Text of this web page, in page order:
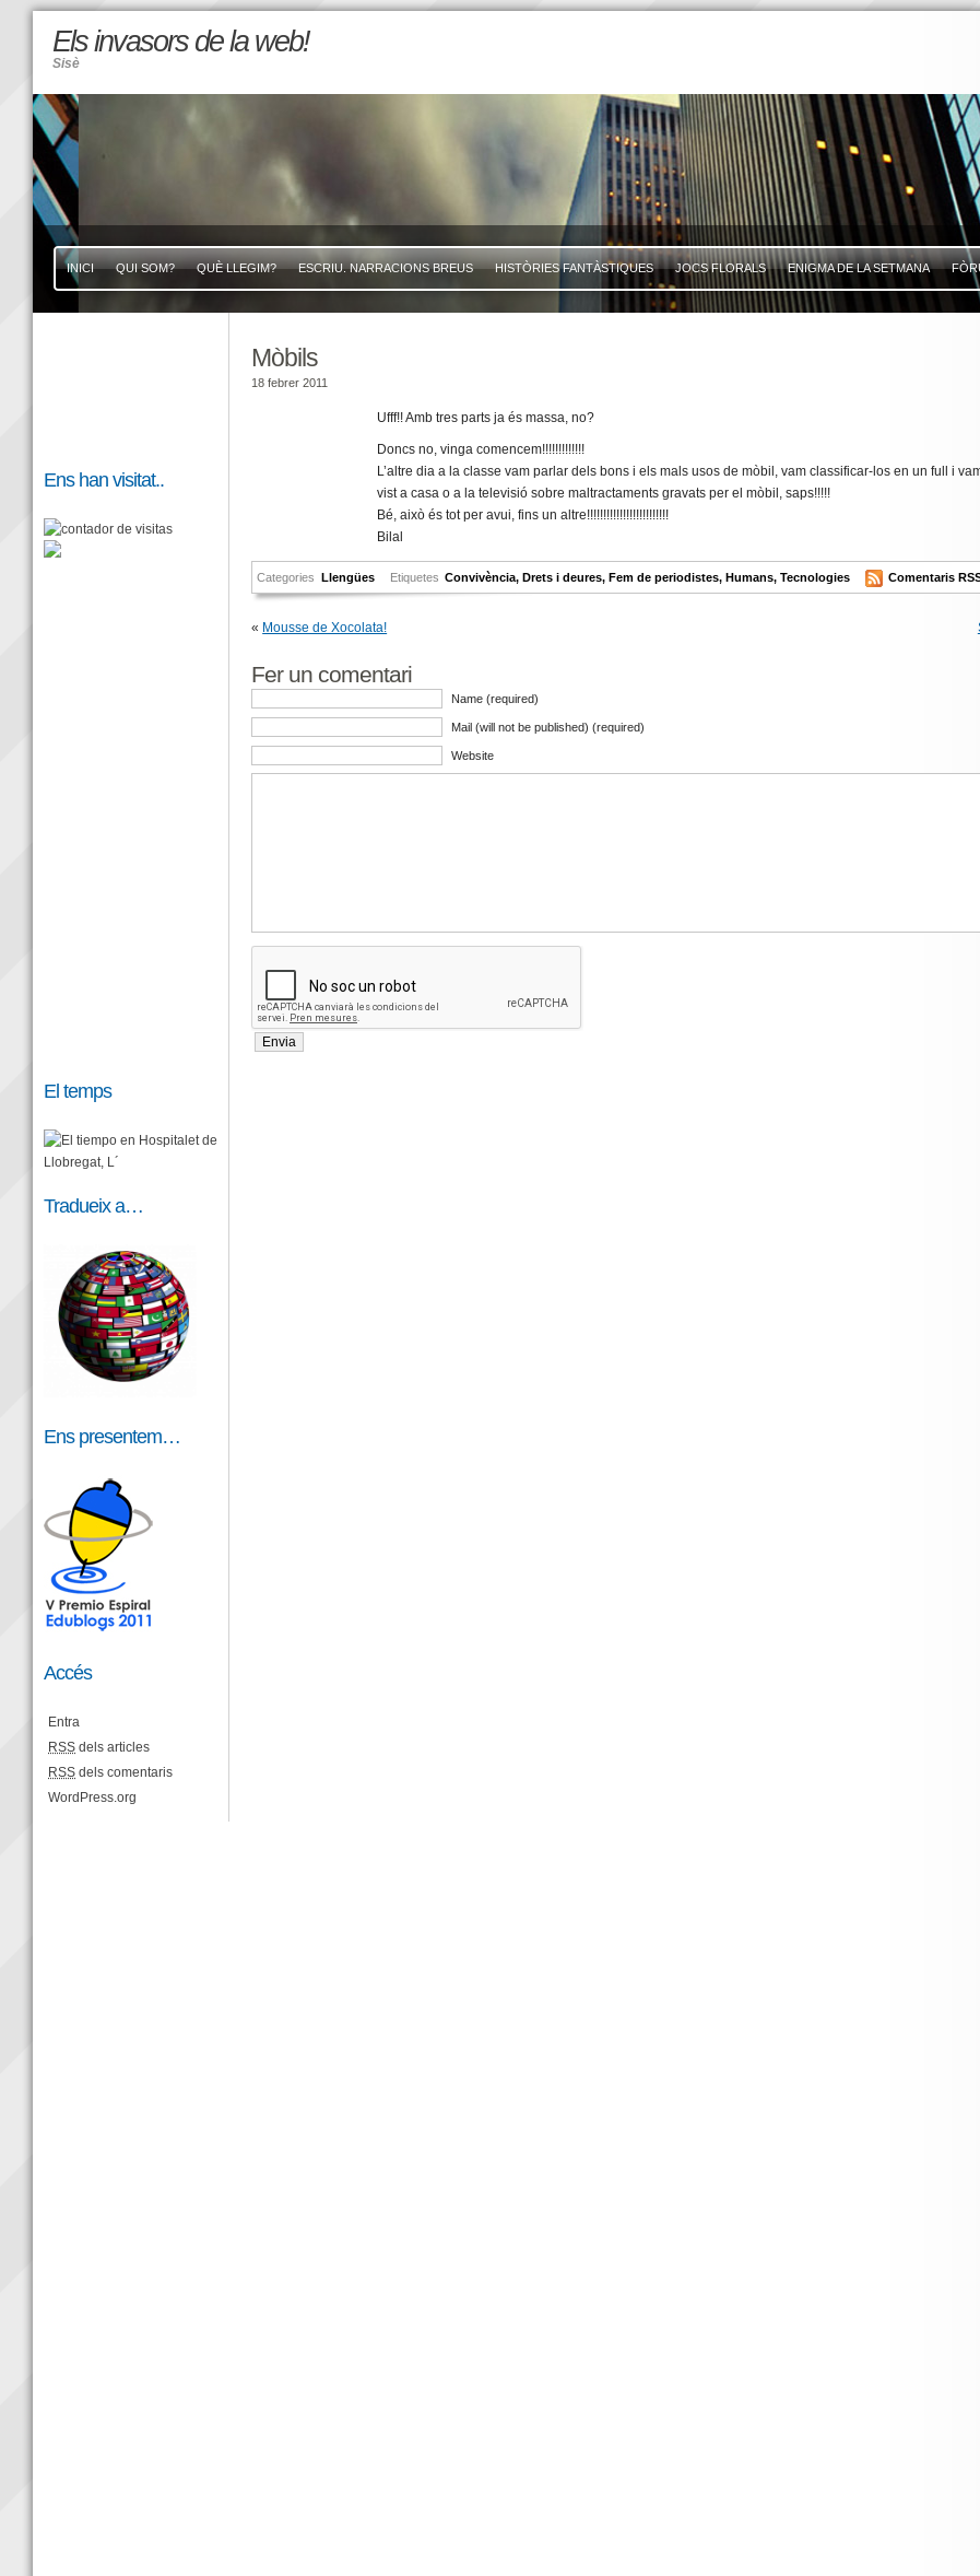
Els invasors de la web!
Sisè
INICI QUI SOM? QUÈ LLEGIM? ESCRIU. NARRACIONS BREUS HISTÒRIES FANTÀSTIQUES JOCS FLORALS ENIGMA DE LA SETMANA
Mòbils
18 febrer 2011
Ufff!! Amb tres parts ja és massa, no?
Doncs no, vinga comencem!!!!!!!!!!!!!
L’altre dia a la classe vam parlar dels bons i els mals usos de mòbil, vam classificar-los en un full i
vist a casa o a la televisió sobre maltractaments gravats per el mòbil, saps!!!!!
Bé, això és tot per avui, fins un altre!!!!!!!!!!!!!!!!!!!!!!!!!
Bilal
Categories Llengües Etiquetes Convivència,Drets i deures,Fem de periodistes,Humans,Tecnologies Comentaris
« Mousse de Xocolata!
Fer un comentari
Name (required)
Mail (will not be published) (required)
Website
Ens han visitat..
El temps
Tradueix a…
Ens presentem…
Accés
Entra
RSS dels articles
RSS dels comentaris
WordPress.org